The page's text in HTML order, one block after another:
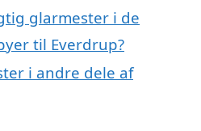
glarmester i de
til Everdrup?
i andre dele af